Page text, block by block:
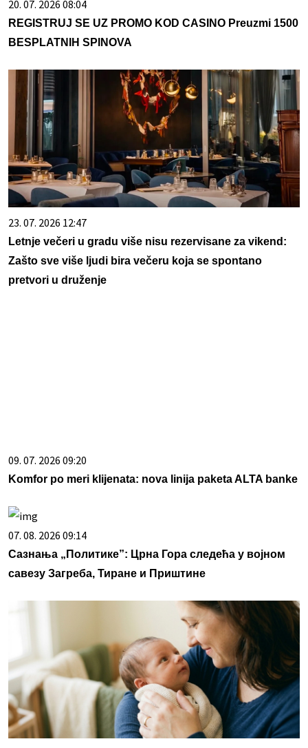
20. 07. 2026 08:04
REGISTRUJ SE UZ PROMO KOD CASINO Preuzmi 1500
BESPLATNIH SPINOVA
23. 07. 2026 12:47
Letnje večeri u gradu više nisu rezervisane za vikend:
Zašto sve više ljudi bira večeru koja se spontano
pretvori u druženje
09. 07. 2026 09:20
Komfor po meri klijenata: nova linija paketa ALTA banke
07. 08. 2026 09:14
Сазнања „Политике”: Црна Гора следећа у војном
савезу Загреба, Тиране и Приштине